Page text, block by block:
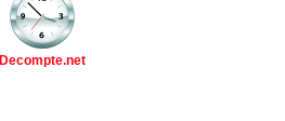
Decompte.net